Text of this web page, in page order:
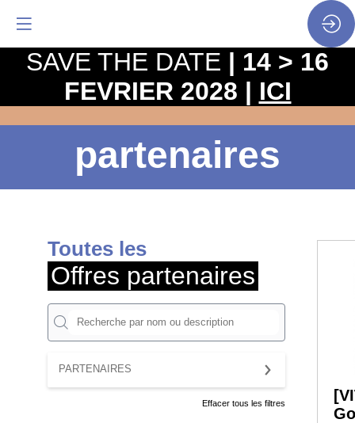
Offres
partenaires
Toutes les
Offres partenaires
PARTENAIRES
Effacer tous les filtres
SAVE THE DATE | 14 > 16
FEVRIER 2028 | ICI